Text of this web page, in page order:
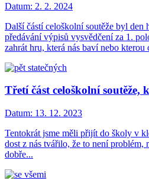
Datum: 2. 2. 2024
Další částí celoškolní soutěže byl den
předávání výpisů vysvědčení za 1.
zahrát hru, která nás baví nebo kterou
Třetí část celoškolní soutěže,
Datum: 13. 12. 2023
Tentokrát jsme měli přijít do školy v
dost z nás tvářilo, že to není problém,
dobře...